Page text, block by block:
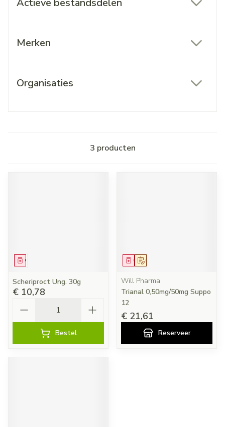
Actieve bestandsdelen
Merken
Organisaties
3 producten
Geneesmiddel
Scheriproct Ung. 30g
€ 10,78
Bestel
Op voorschrift
Geneesmiddel
Will Pharma
Trianal 0,50mg/50mg Suppo
12
€ 21,61
Reserveer